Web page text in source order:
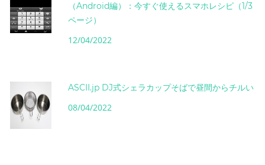
（Android編）：今すぐ使えるスマホレシピ（1/3
ページ）
12/04/2022
ASCII.jp DJ式シェラカップそばで昼間からチルい
08/04/2022